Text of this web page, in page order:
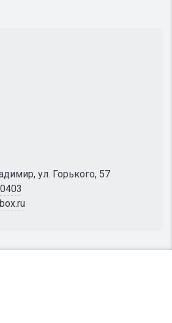
ул. Горького, 57